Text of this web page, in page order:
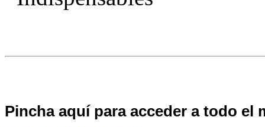
Pincha aquí para acceder a todo el